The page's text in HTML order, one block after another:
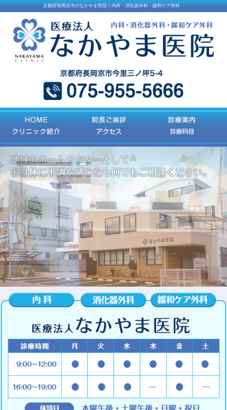
京都府長岡京市のなかやま医院｜内科・消化器外科・緩和ケア外科